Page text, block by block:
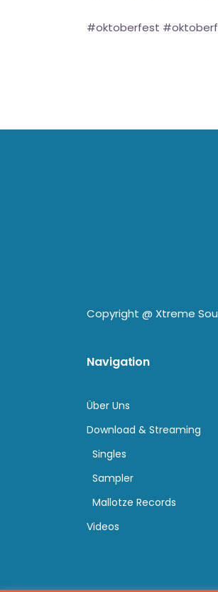
#oktoberfest
Copyright @ Xtreme
Navigation
Über Uns
Download & Streaming
Singles
Sampler
Mallotze Records
Videos